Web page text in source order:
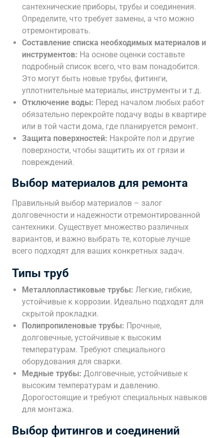
сантехнические приборы, трубы и соединения.
Определите, что требует замены, а что можно
отремонтировать.
Составление списка необходимых материалов и
инструментов: На основе оценки составьте
подробный список всего, что вам понадобится.
Это могут быть новые трубы, фитинги,
уплотнительные материалы, инструменты и т.д.
Отключение воды: Перед началом любых работ
обязательно перекройте подачу воды в квартире
или в той части дома, где планируется ремонт.
Защита поверхностей: Накройте пол и другие
поверхности, чтобы защитить их от грязи и
повреждений.
Выбор материалов для ремонта
Правильный выбор материалов – залог
долговечности и надежности отремонтированной
сантехники. Существует множество различных
вариантов, и важно выбрать те, которые лучше
всего подходят для ваших конкретных задач.
Типы труб
Металлопластиковые трубы: Легкие, гибкие,
устойчивые к коррозии. Идеально подходят для
скрытой прокладки.
Полипропиленовые трубы: Прочные,
долговечные, устойчивые к высоким
температурам. Требуют специального
оборудования для сварки.
Медные трубы: Долговечные, устойчивые к
высоким температурам и давлению.
Дорогостоящие и требуют специальных навыков
для монтажа.
Выбор фитингов и соединений